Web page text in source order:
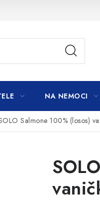
NA NEMOCI
Salmone 100% (losos)